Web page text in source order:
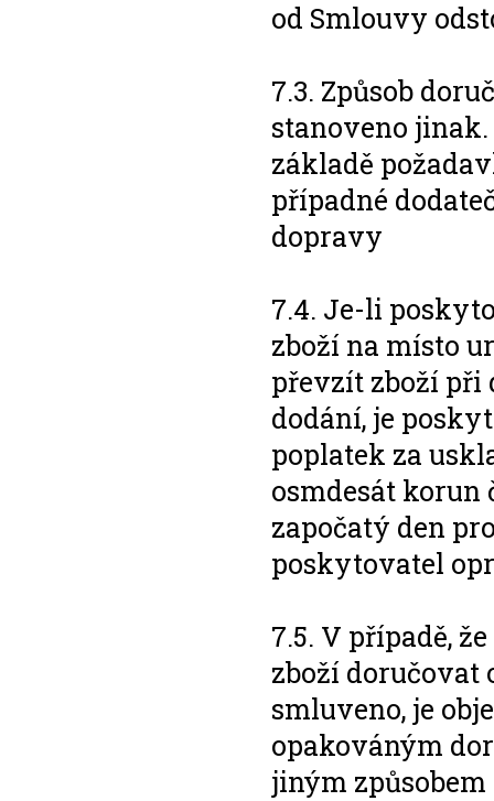
od Smlouvy
7.3. Způsob
stanoveno
základě
případné
dopravy
7.4. Je-li
zboží na místo
převzít zboží při
dodání, je
poplatek za
osmdesát korun
započatý den
poskytovatel
7.5. V případě,
zboží doručovat
smluveno, je
opakováným
jiným